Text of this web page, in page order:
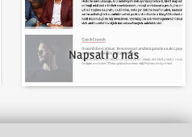
Napsali o nás